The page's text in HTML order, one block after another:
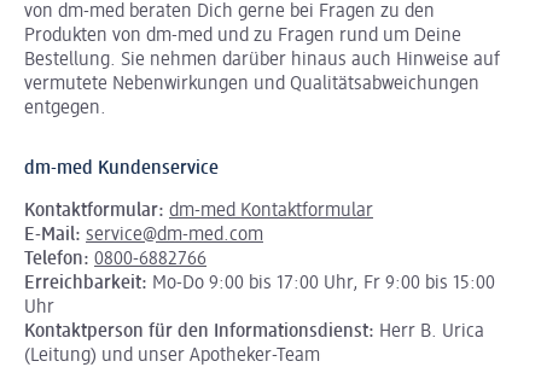
von dm-med beraten Dich gerne bei Fragen zu den
Produkten von dm-med und zu Fragen rund um Deine
Bestellung. Sie nehmen darüber hinaus auch Hinweise auf
vermutete Nebenwirkungen und Qualitätsabweichungen
entgegen.
dm-med Kundenservice
Kontaktformular: dm-med Kontaktformular
E-Mail: service@dm-med.com
Telefon: 0800-6882766
Erreichbarkeit: Mo-Do 9:00 bis 17:00 Uhr, Fr 9:00 bis 15:00
Uhr
Kontaktperson für den Informationsdienst: Herr B. Urica
(Leitung) und unser Apotheker-Team